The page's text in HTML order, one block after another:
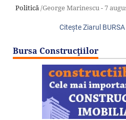
Politică/George Marinescu -7
Citeşte Ziarul
Bursa Construcţiilor